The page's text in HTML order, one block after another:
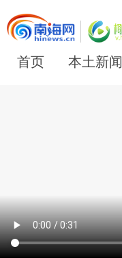
首页 本土新闻